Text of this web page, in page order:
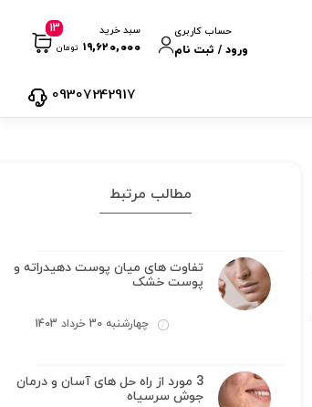
حساب کاربری
ورود / ثبت نام
سبد خرید
۱۹,۶۲۰,۰۰۰ تومان
13
09307242917
مطالب مرتبط
تفاوت های میان پوست دهیدراته و
پوست خشک
چهارشنبه 30 خرداد 1403
3 مورد از راه حل های آسان و درمان
جوش سرسیاه